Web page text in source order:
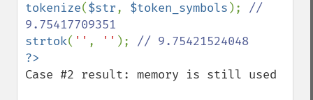
tokenize($str, $token_symbols ); //
strtok( '' , '' );
Case #2 result: memory is still used